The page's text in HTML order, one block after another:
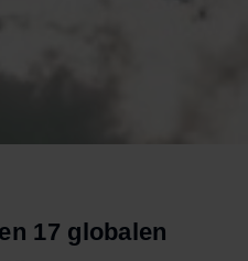
17 globalen